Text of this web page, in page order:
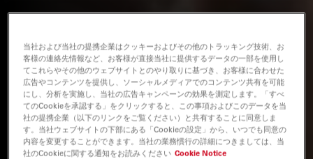
当社および当社の提携企業はクッキーおよびその他のトラッキング技術、お
客様の連絡先情報など、お客様が直接当社に提供するデータの一部を使用し
てこれらやその他のウェブサイトとのやり取りに基づき、お客様に合わせた
広告やコンテンツを提供し、ソーシャルメディアでのコンテンツ共有を可能
にし、分析を実施し、当社の広告キャンペーンの効果を測定します。「すべ
てのCookieを承認する」をクリックすると、この事項およびこのデータを当
社の提携企業（以下のリンクをご覧ください）と共有することに同意しま
す。当社ウェブサイトの下部にある「Cookieの設定」から、いつでも同意の
内容を変更することができます。当社の業務慣行の詳細につきましては、当
社のCookieに関する通知をお読みください Cookie Notice